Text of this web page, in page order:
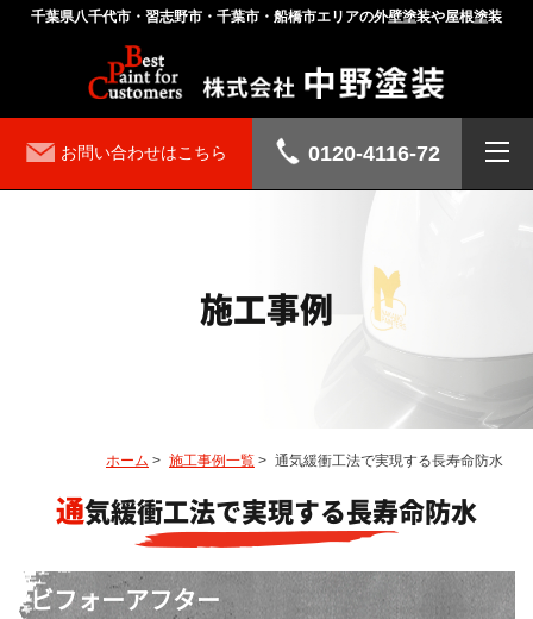
千葉県八千代市・習志野市・千葉市・船橋市エリアの外壁塗装や屋根塗装
お問い合わせはこちら 0120-4116-72
施工事例
ホーム > 施工事例一覧 > 通気緩衝工法で実現する長寿命防水
通気緩衝工法で実現する長寿命防水
ビフォーアフター